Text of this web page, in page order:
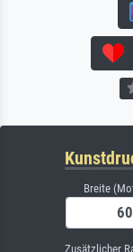
Breite
Zusätzlicher